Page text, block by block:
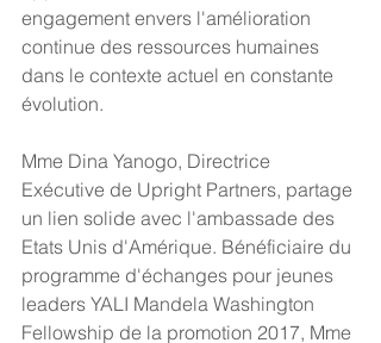
engagement envers l'amélioration
continue des ressources humaines
dans le contexte actuel en constante
évolution.
Mme Dina Yanogo, Directrice
Exécutive de Upright Partners, partage
un lien solide avec l'ambassade des
Etats Unis d'Amérique. Bénéficiaire du
programme d'échanges pour jeunes
leaders YALI Mandela Washington
Fellowship de la promotion 2017, Mme